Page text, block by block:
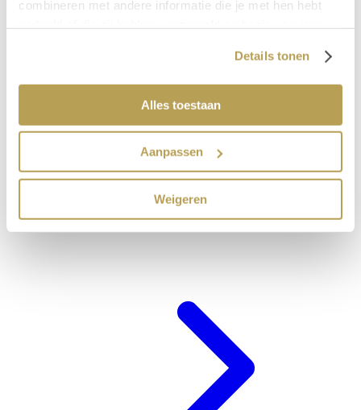
combineren met andere informatie die je met hen hebt
Details tonen
Alles toestaan
Aanpassen
Weigeren
Hotel-arrangements